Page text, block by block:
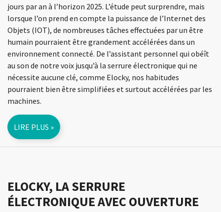
jours par an à l’horizon 2025. L’étude peut surprendre, mais
lorsque l’on prend en compte la puissance de l’Internet des
Objets (IOT), de nombreuses tâches effectuées par un être
humain pourraient être grandement accélérées dans un
environnement connecté. De l’assistant personnel qui obéît
au son de notre voix jusqu’à la serrure électronique qui ne
nécessite aucune clé, comme Elocky, nos habitudes
pourraient bien être simplifiées et surtout accélérées par les
machines.
LIRE PLUS »
ELOCKY, LA SERRURE
ÉLECTRONIQUE AVEC OUVERTURE